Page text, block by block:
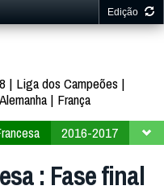
Edição
Liga dos Campeões
Alemanha
França
2016-2017
: Fase final